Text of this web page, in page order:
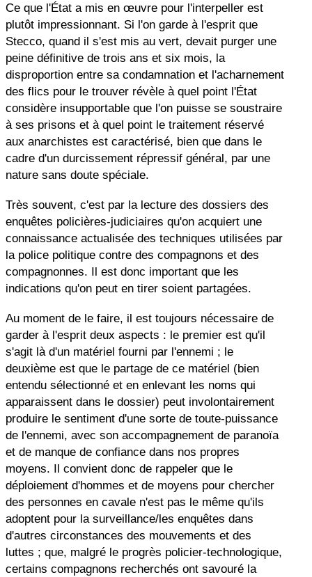
Ce que l'État a mis en œuvre pour l'interpeller est
plutôt impressionnant. Si l'on garde à l'esprit que
Stecco, quand il s'est mis au vert, devait purger une
peine définitive de trois ans et six mois, la
disproportion entre sa condamnation et l'acharnement
des flics pour le trouver révèle à quel point l'État
considère insupportable que l'on puisse se soustraire
à ses prisons et à quel point le traitement réservé
aux anarchistes est caractérisé, bien que dans le
cadre d'un durcissement répressif général, par une
nature sans doute spéciale.
Très souvent, c'est par la lecture des dossiers des
enquêtes policières-judiciaires qu'on acquiert une
connaissance actualisée des techniques utilisées par
la police politique contre des compagnons et des
compagnonnes. Il est donc important que les
indications qu'on peut en tirer soient partagées.
Au moment de le faire, il est toujours nécessaire de
garder à l'esprit deux aspects : le premier est qu'il
s'agit là d'un matériel fourni par l'ennemi ; le
deuxième est que le partage de ce matériel (bien
entendu sélectionné et en enlevant les noms qui
apparaissent dans le dossier) peut involontairement
produire le sentiment d'une sorte de toute-puissance
de l'ennemi, avec son accompagnement de paranoïa
et de manque de confiance dans nos propres
moyens. Il convient donc de rappeler que le
déploiement d'hommes et de moyens pour chercher
des personnes en cavale n'est pas le même qu'ils
adoptent pour la surveillance/les enquêtes dans
d'autres circonstances des mouvements et des
luttes ; que, malgré le progrès policier-technologique,
certains compagnons recherchés ont savouré la